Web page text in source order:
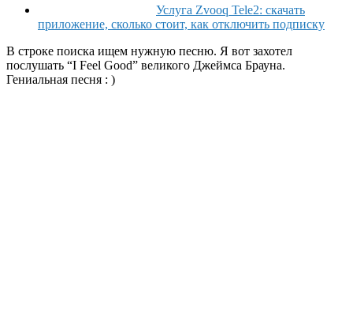
Услуга Zvooq Tele2: скачать
приложение, сколько стоит, как отключить подписку
В строке поиска ищем нужную песню. Я вот захотел
послушать “I Feel Good” великого Джеймса Брауна.
Гениальная песня : )